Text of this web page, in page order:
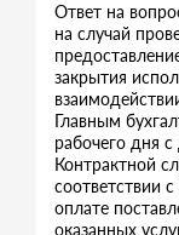
Ответ на
на случай
закрытия
Главным
рабочего дня
Контрактной
соответствии
оплате
оказанных